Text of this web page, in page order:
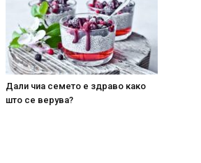
Дали чиа семето е здраво како
што се верува?